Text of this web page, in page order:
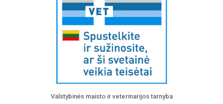
Valstybinės maisto ir veterinarijos tarnyba